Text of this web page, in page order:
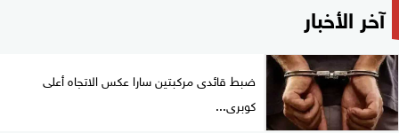
آخر الأخبار
ضبط قائدى مركبتين سارا عكس الاتجاه أعلى
كوبرى...